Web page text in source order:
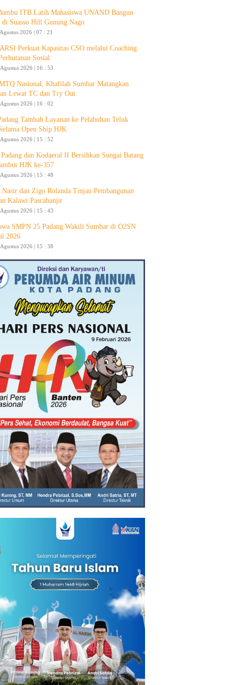
ITB Latih Mahasiswa UNAND Bangun
di Suasso Hill Gunung Nago
2026 | 07 : 21
Perkuat Kapasitas CSO melalui Coaching
Sosial
2026 | 16 : 53
Nasional, Khafilah Sumbar Matangkan
Lewat TC dan Try Out
2026 | 16 : 02
Tambah Layanan ke Pelabuhan Teluk
Open Ship HJK
2026 | 15 : 52
dan Kodaeral II Bersihkan Sungai Batang
HJK ke-357
2026 | 15 : 48
Nasir dan Zigo Rolanda Tinjau Pembangunan
Kalawi Pascabanjir
2026 | 15 : 43
SMPN 25 Padang Wakili Sumbar di O2SN
2026
2026 | 15 : 38